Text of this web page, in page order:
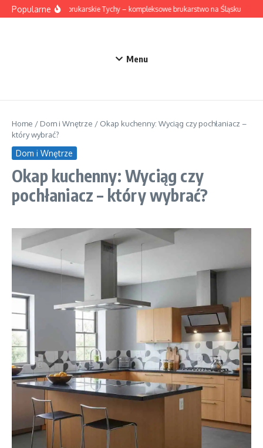
Przejdź do treści
PopularneRoboty brukarskie Tychy – kompleksowe brukarstwo na Śląsku
Menu
Home / Dom i Wnętrze / Okap kuchenny: Wyciąg czy pochłaniacz –
który wybrać?
Dom i Wnętrze
Okap kuchenny: Wyciąg czy
pochłaniacz – który wybrać?